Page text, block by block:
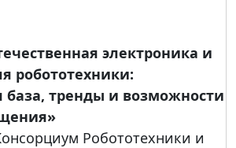
электроника и
робототехники:
база, тренды и возможности
Робототехники и